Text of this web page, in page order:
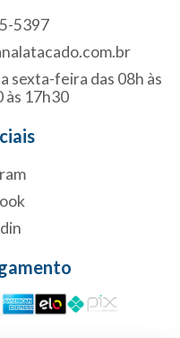
5397
sexta-feira das 08h às
às 17h30